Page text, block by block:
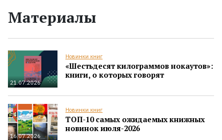
Материалы
21.07.2026
Новинки книг
«Шестьдесят килограммов нокаутов»:
книги, о которых говорят
16.07.2026
Новинки книг
ТОП-10 самых ожидаемых книжных
новинок июля-2026